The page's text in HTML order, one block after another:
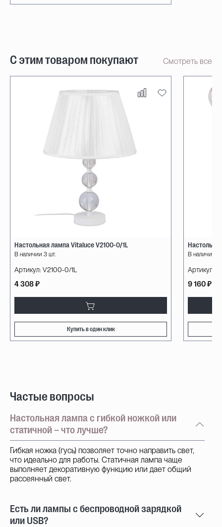
С этим товаром покупают Смотреть все
Настольная лампа Vitaluce V2100-0/1L
В наличии 3 шт.
Артикул: V2100-0/1L
4 308 ₽
Купить в один клик
В наличии
Артикул:
9 160 ₽
Частые вопросы
Настольная лампа с гибкой ножкой или
статичной – что лучше?
Гибкая ножка (гусь) позволяет точно направить свет,
что идеально для работы. Статичная лампа чаще
выполняет декоративную функцию или дает общий
рассеянный свет.
Есть ли лампы с беспроводной зарядкой
или USB?